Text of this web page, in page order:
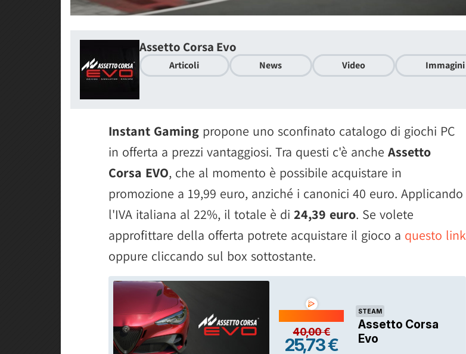
Assetto Corsa Evo
Articoli News Video Immagini
Instant Gaming propone uno sconfinato catalogo di giochi PC
in offerta a prezzi vantaggiosi. Tra questi c'è anche Assetto
Corsa EVO, che al momento è possibile acquistare in
promozione a 19,99 euro, anziché i canonici 40 euro. Applicando
l'IVA italiana al 22%, il totale è di 24,39 euro. Se volete
approfittare della offerta potrete acquistare il gioco a questo link
oppure cliccando sul box sottostante.